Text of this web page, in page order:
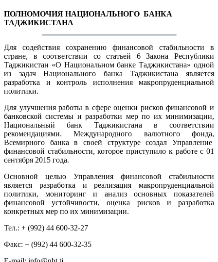
ПОЛНОМОЧИЯ НАЦИОНАЛЬНОГО БАНКА
ТАДЖИКИСТАНА
Для содействия сохранению финансовой стабильности в
стране, в соответствии со статьей 6 Закона Республики
Таджикистан «О Национальном банке Таджикистана» одной
из задач Национального банка Таджикистана является
разработка и контроль исполнения макропруденциальной
политики.
Для улучшения работы в сфере оценки рисков финансовой и
банковской системы и разработки мер по их минимизации,
Национальный банк Таджикистана в соответствии
рекомендациями. Международного валютного фонда,
Всемирного банка в своей структуре создал Управление
финансовой стабильности, которое приступило к работе с 01
сентября 2015 года.
Основной целью Управления финансовой стабильности
является разработка и реализация макропруденциальной
политики, мониторинг и анализ основных показателей
финансовой устойчивости, оценка рисков и разработка
конкретных мер по их минимизации.
Тел.: + (992) 44 600-32-27
Факс: + (992) 44 600-32-35